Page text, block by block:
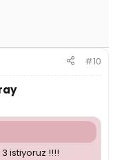
#10
istiyoruz !!!!